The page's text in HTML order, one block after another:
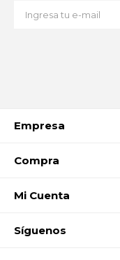
Empresa
Compra
Mi Cuenta
Síguenos